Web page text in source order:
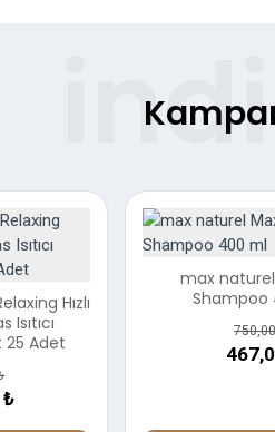
Hızlı
Isıtıcı
25 Adet
max naturel
Shampoo